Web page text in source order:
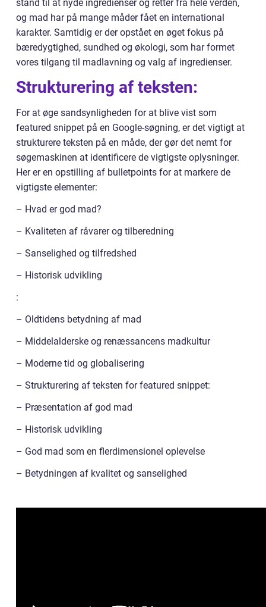
stand til at nyde ingredienser og retter fra hele verden,
og mad har på mange måder fået en international
karakter. Samtidig er der opstået en øget fokus på
bæredygtighed, sundhed og økologi, som har formet
vores tilgang til madlavning og valg af ingredienser.
Strukturering af teksten:
For at øge sandsynligheden for at blive vist som
featured snippet på en Google-søgning, er det vigtigt at
strukturere teksten på en måde, der gør det nemt for
søgemaskinen at identificere de vigtigste oplysninger.
Her er en opstilling af bulletpoints for at markere de
vigtigste elementer:
– Hvad er god mad?
– Kvaliteten af råvarer og tilberedning
– Sanselighed og tilfredshed
– Historisk udvikling
:
– Oldtidens betydning af mad
– Middelalderske og renæssancens madkultur
– Moderne tid og globalisering
– Strukturering af teksten for featured snippet:
– Præsentation af god mad
– Historisk udvikling
– God mad som en flerdimensionel oplevelse
– Betydningen af kvalitet og sanselighed